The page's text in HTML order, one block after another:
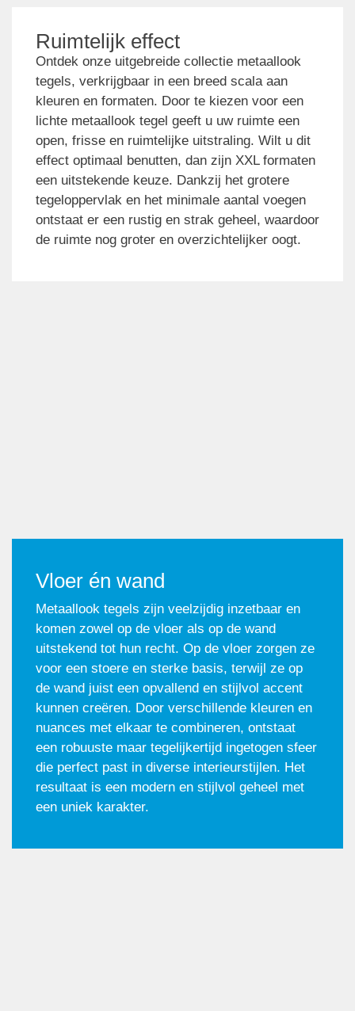
Ruimtelijk effect
Ontdek onze uitgebreide collectie metaallook
tegels, verkrijgbaar in een breed scala aan
kleuren en formaten. Door te kiezen voor een
lichte metaallook tegel geeft u uw ruimte een
open, frisse en ruimtelijke uitstraling. Wilt u dit
effect optimaal benutten, dan zijn XXL formaten
een uitstekende keuze. Dankzij het grotere
tegeloppervlak en het minimale aantal voegen
ontstaat er een rustig en strak geheel, waardoor
de ruimte nog groter en overzichtelijker oogt.
Vloer én wand
Metaallook tegels zijn veelzijdig inzetbaar en
komen zowel op de vloer als op de wand
uitstekend tot hun recht. Op de vloer zorgen ze
voor een stoere en sterke basis, terwijl ze op
de wand juist een opvallend en stijlvol accent
kunnen creëren. Door verschillende kleuren en
nuances met elkaar te combineren, ontstaat
een robuuste maar tegelijkertijd ingetogen sfeer
die perfect past in diverse interieurstijlen. Het
resultaat is een modern en stijlvol geheel met
een uniek karakter.